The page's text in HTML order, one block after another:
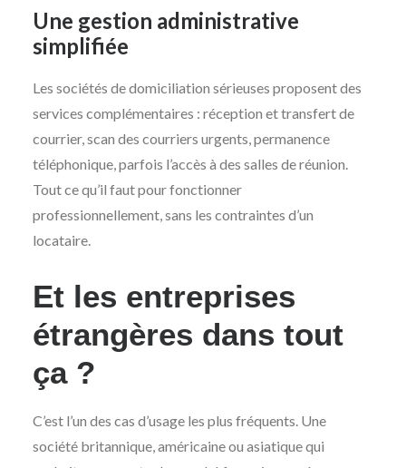
Une gestion administrative
simplifiée
Les sociétés de domiciliation sérieuses proposent des
services complémentaires : réception et transfert de
courrier, scan des courriers urgents, permanence
téléphonique, parfois l’accès à des salles de réunion.
Tout ce qu’il faut pour fonctionner
professionnellement, sans les contraintes d’un
locataire.
Et les entreprises
étrangères dans tout
ça ?
C’est l’un des cas d’usage les plus fréquents. Une
société britannique, américaine ou asiatique qui